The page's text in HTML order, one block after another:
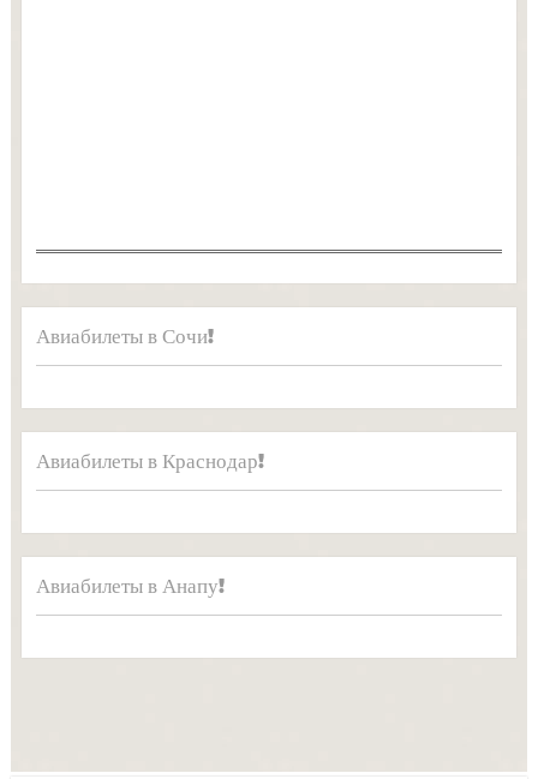
Авиабилеты в Сочи!
Авиабилеты в Краснодар!
Авиабилеты в Анапу!